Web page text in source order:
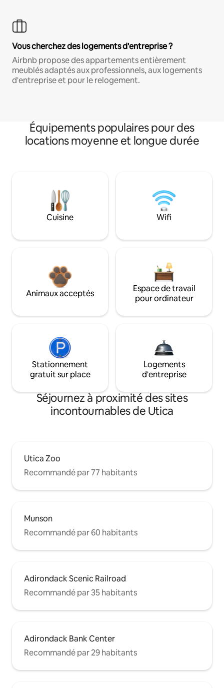
Vous cherchez des logements d'entreprise ?
Airbnb propose des appartements entièrement
meublés adaptés aux professionnels, aux logements
d'entreprise et pour le relogement.
Équipements populaires pour des
locations moyenne et longue durée
Cuisine Wifi
Animaux acceptés
Espace de travail
pour ordinateur
Stationnement
gratuit sur place
Logements
d'entreprise
Séjournez à proximité des sites
incontournables de Utica
Utica Zoo
Recommandé par 77 habitants
Munson
Recommandé par 60 habitants
Adirondack Scenic Railroad
Recommandé par 35 habitants
Adirondack Bank Center
Recommandé par 29 habitants